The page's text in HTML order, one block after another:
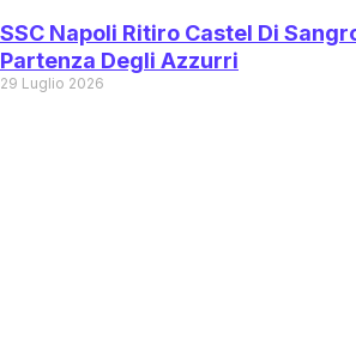
SSC Napoli Ritiro Castel Di
Partenza Degli Azzurri
29 Luglio 2026